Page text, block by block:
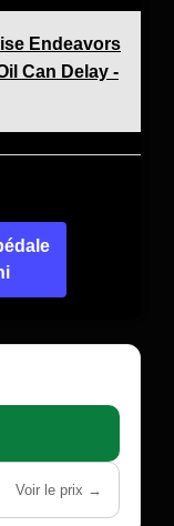
Endeavors
Can Delay -
Voir le prix →